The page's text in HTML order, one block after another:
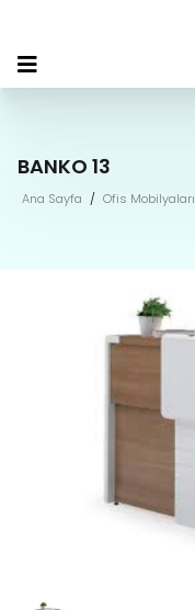
BANKO 13
Ana Sayfa / Ofis Mobilyaları